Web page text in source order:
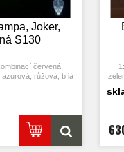
Joker,
S130
červená,
azurová, růžová, bílá
tlačítka se
barva.
změny barvy.
tlačítko na poslední